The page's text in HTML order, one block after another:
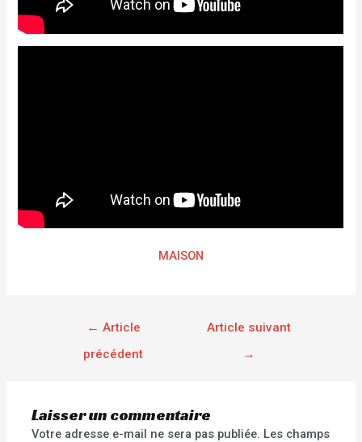
MAISON
← Article
précédent
Article suivant
→
Laisser un commentaire
Votre adresse e-mail ne sera pas publiée. Les champs